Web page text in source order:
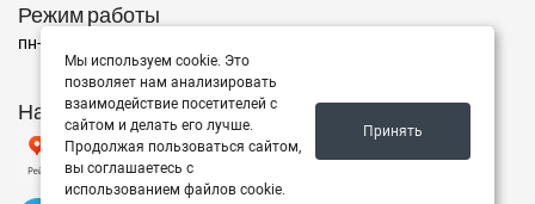
Режим работы
пн-пт с 10:00 до 15:00, Сб-Вс выходной
Наш рейтинг на Яндексе
Мы используем cookie. Это
позволяет нам анализировать
взаимодействие посетителей с
сайтом и делать его лучше.
Продолжая пользоваться сайтом,
вы соглашаетесь с
использованием файлов cookie.
Принять